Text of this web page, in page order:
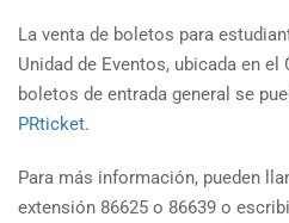
La venta de boletos para
Unidad de Eventos, ubicada en
boletos de entrada general se
PRticket.
Para más información, pueden
extensión 86625 o 86639 o